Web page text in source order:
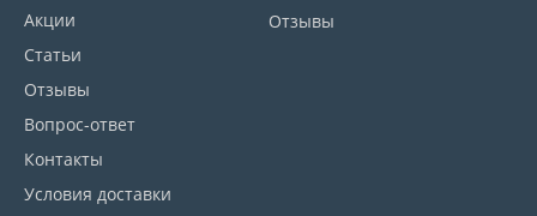
Акции
Статьи
Отзывы
Вопрос-ответ
Контакты
Условия доставки
Отзывы